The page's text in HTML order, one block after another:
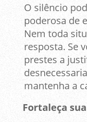
O silêncio
poderosa de
Nem toda
resposta. Se
prestes a
mantenha a
Fortaleça